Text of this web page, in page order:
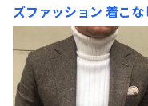
ズファッション 着こな